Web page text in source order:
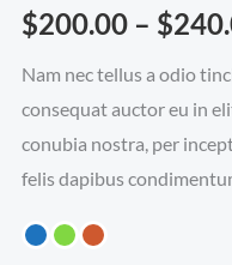
$200.00 – $
Nam nec tellus a odio
consequat auctor eu in
conubia nostra, per
felis dapibus
個